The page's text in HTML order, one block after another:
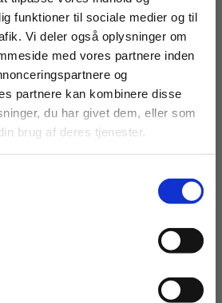
funktioner til sociale medier og til
Vi deler også oplysninger om
med vores partnere inden
og
partnere kan kombinere disse
du har givet dem, eller som
brug af deres tjenester.
(faser).
videner rigt
ordforklaringer og
af anlægsgartner Arne
købt
og
får
For institutioner og
virksomheder. Du
får vist priser ekskl.